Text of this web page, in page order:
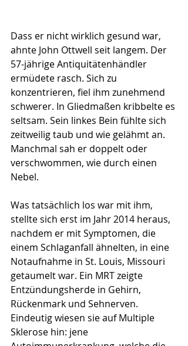
Dass er nicht wirklich gesund war,
ahnte John Ottwell seit langem. Der
57-jährige Antiquitätenhändler
ermüdete rasch. Sich zu
konzentrieren, fiel ihm zunehmend
schwerer. In Gliedmaßen kribbelte es
seltsam. Sein linkes Bein fühlte sich
zeitweilig taub und wie gelähmt an.
Manchmal sah er doppelt oder
verschwommen, wie durch einen
Nebel.
Was tatsächlich los war mit ihm,
stellte sich erst im Jahr 2014 heraus,
nachdem er mit Symptomen, die
einem Schlaganfall ähnelten, in eine
Notaufnahme in St. Louis, Missouri
getaumelt war. Ein MRT zeigte
Entzündungsherde in Gehirn,
Rückenmark und Sehnerven.
Eindeutig wiesen sie auf Multiple
Sklerose hin: jene